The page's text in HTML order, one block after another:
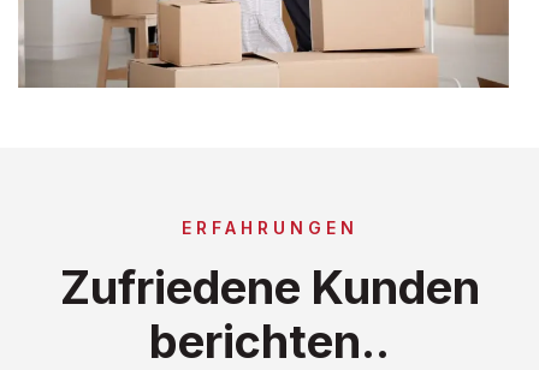
ERFAHRUNGEN
Zufriedene Kunden
berichten..